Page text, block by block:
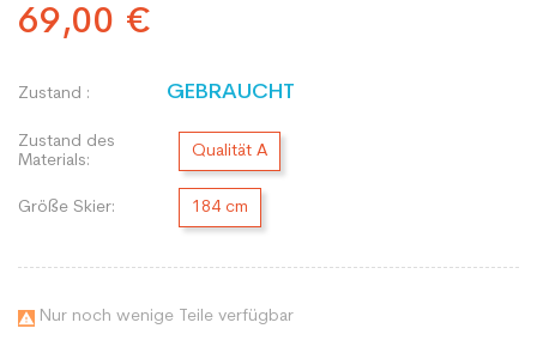
69,00 €
Zustand : GEBRAUCHT
Zustand des
Materials:
Qualität A
Größe Skier: 184 cm
 Nur noch wenige Teile verfügbar